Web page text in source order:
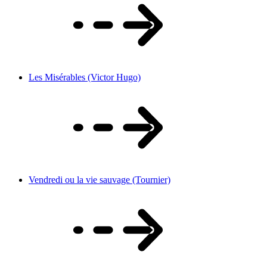
Les Misérables (Victor Hugo)
Vendredi ou la vie sauvage (Tournier)